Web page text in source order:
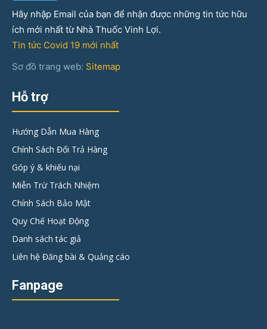
Hãy nhập Email của bạn để nhận được những tin tức hữu
ích mới nhất từ Nhà Thuốc Vinh Lợi.
Tin tức Covid 19 mới nhất
Sơ đồ trang web: Sitemap
Hỗ trợ
Hướng Dẫn Mua Hàng
Chính Sách Đổi Trả Hàng
Góp ý & khiếu nại
Miễn Trừ Trách Nhiệm
Chính Sách Bảo Mật
Quy Chế Hoạt Động
Danh sách tác giả
Liên hệ Đăng bài & Quảng cáo
Fanpage